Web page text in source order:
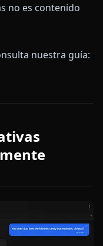
no es contenido
nuestra guía: